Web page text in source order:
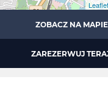
Leaflet
ZOBACZ NA MAPIE
ZAREZERWUJ